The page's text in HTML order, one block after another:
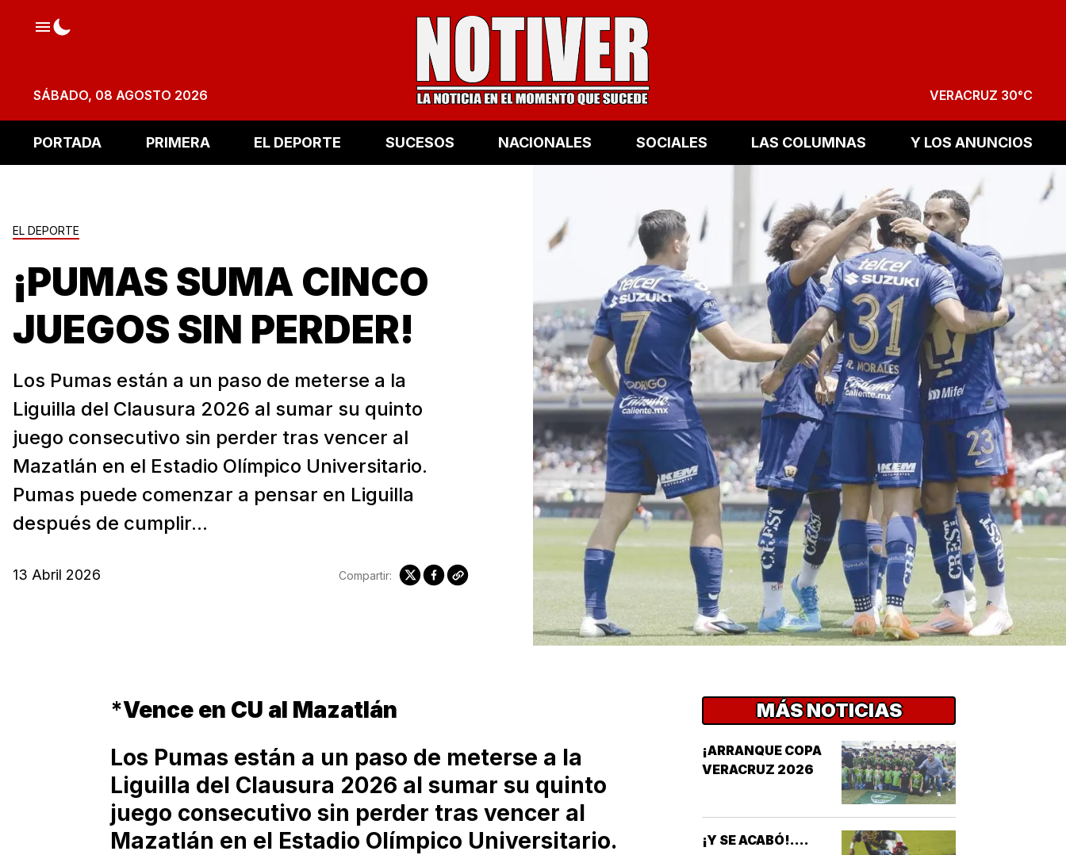
SÁBADO, 08 AGOSTO 2026 VERACRUZ 30°C
PORTADA PRIMERA EL DEPORTE SUCESOS NACIONALES SOCIALES LAS COLUMNAS Y LOS ANUNCIOS
EL DEPORTE
¡PUMAS SUMA CINCO
JUEGOS SIN PERDER!
Los Pumas están a un paso de meterse a la
Liguilla del Clausura 2026 al sumar su quinto
juego consecutivo sin perder tras vencer al
Mazatlán en el Estadio Olímpico Universitario.
Pumas puede comenzar a pensar en Liguilla
después de cumplir...
13 Abril 2026 Compartir:
*Vence en CU al Mazatlán
Los Pumas están a un paso de meterse a la
Liguilla del Clausura 2026 al sumar su quinto
juego consecutivo sin perder tras vencer al
Mazatlán en el Estadio Olímpico Universitario.
MÁS NOTICIAS
¡ARRANQUE COPA
VERACRUZ 2026
¡Y SE ACABÓ!....